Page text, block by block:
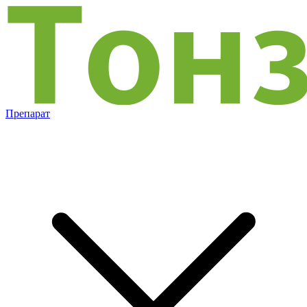
Препарат